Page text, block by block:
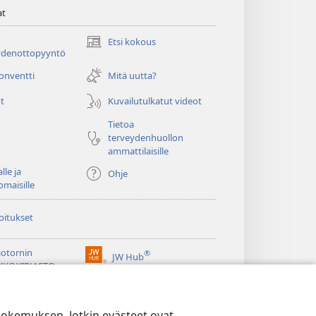
Etsi kokous
(avaa
ikkunan)Mitä uutta?
Kuvailutulkatut videot
Tietoa
terveydenhuollon
ammattilaisille
ja
Ohje
JW Hub®
(avaa